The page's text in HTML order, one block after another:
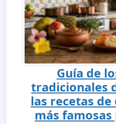
Guía de
tradicionales
las recetas
más